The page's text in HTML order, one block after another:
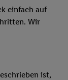
einfach auf
Wir
ist,